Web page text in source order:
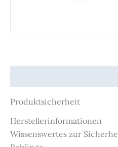
Produktsicherheit
Herstellerinformationen
Wissenswertes zur